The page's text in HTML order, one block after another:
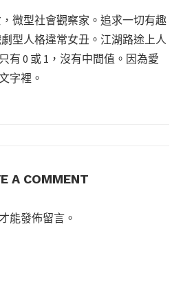
微型社會觀察家。追求一切有趣
型人格違常女丑。江湖路途上人
有 0 或 1，沒有中間值。因為愛
字裡。
A COMMENT
能發佈留言。